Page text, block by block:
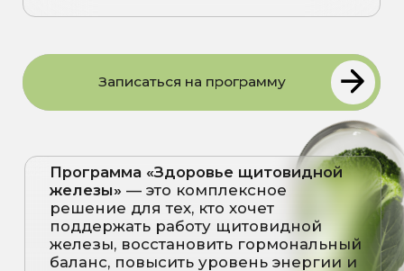
Здоровая щитовидная железа —
хорошему настроению. Программа
усталости, слабости и снижения
дисбалансом гормонов.